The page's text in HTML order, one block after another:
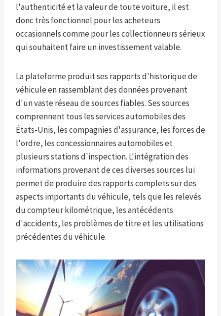
l'authenticité et la valeur de toute voiture, il est
donc très fonctionnel pour les acheteurs
occasionnels comme pour les collectionneurs sérieux
qui souhaitent faire un investissement valable.
La plateforme produit ses rapports d'historique de
véhicule en rassemblant des données provenant
d'un vaste réseau de sources fiables. Ses sources
comprennent tous les services automobiles des
États-Unis, les compagnies d'assurance, les forces de
l'ordre, les concessionnaires automobiles et
plusieurs stations d'inspection. L'intégration des
informations provenant de ces diverses sources lui
permet de produire des rapports complets sur des
aspects importants du véhicule, tels que les relevés
du compteur kilométrique, les antécédents
d'accidents, les problèmes de titre et les utilisations
précédentes du véhicule.